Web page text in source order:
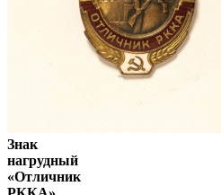
Знак
нагрудный
«Отличник